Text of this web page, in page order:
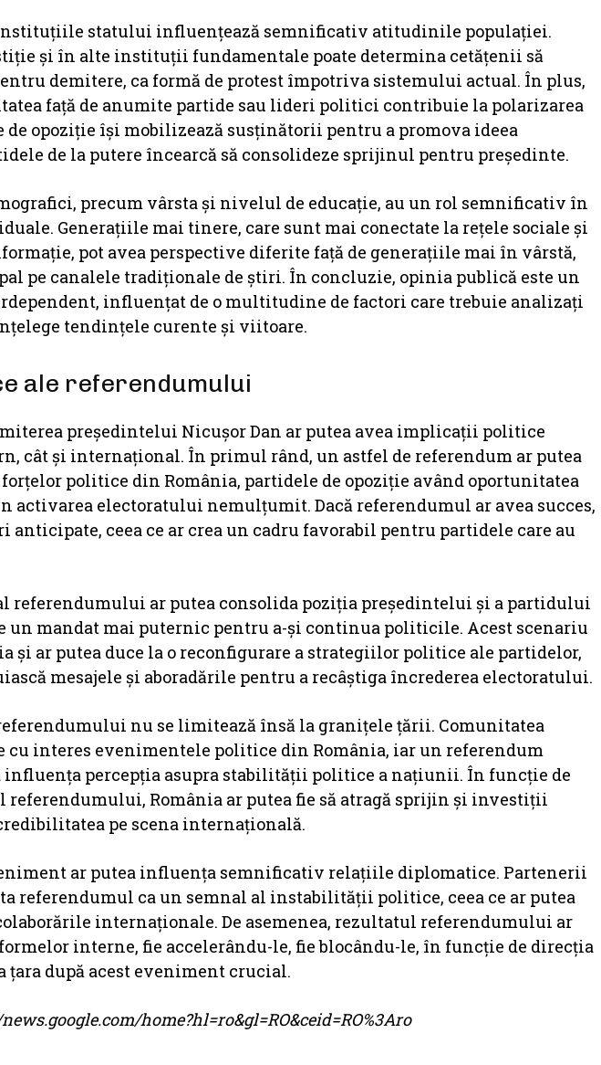
statului influențează semnificativ atitudinile populației.
și în alte instituții fundamentale poate determina cetățenii să
demitere, ca formă de protest împotriva sistemului actual. În plus,
față de anumite partide sau lideri politici contribuie la polarizarea
opoziție își mobilizează susținătorii pentru a promova ideea
de la putere încearcă să consolideze sprijinul pentru președinte.
precum vârsta și nivelul de educație, au un rol semnificativ în
Generațiile mai tinere, care sunt mai conectate la rețele sociale și
pot avea perspective diferite față de generațiile mai în vârstă,
pe canalele tradiționale de știri. În concluzie, opinia publică este un
influențat de o multitudine de factori care trebuie analizați
tendințele curente și viitoare.
ale referendumului
președintelui Nicușor Dan ar putea avea implicații politice
cât și internațional. În primul rând, un astfel de referendum ar putea
politice din România, partidele de opoziție având oportunitatea
activarea electoratului nemulțumit. Dacă referendumul ar avea succes,
anticipate, ceea ce ar crea un cadru favorabil pentru partidele care au
al referendumului ar putea consolida poziția președintelui și a partidului
un mandat mai puternic pentru a-și continua politicile. Acest scenariu
și ar putea duce la o reconfigurare a strategiilor politice ale partidelor,
mesajele și aboradările pentru a recâștiga încrederea electoratului.
nu se limitează însă la granițele țării. Comunitatea
interes evenimentele politice din România, iar un referendum
influența percepția asupra stabilității politice a națiunii. În funcție de
referendumului, România ar putea fie să atragă sprijin și investiții
pe scena internațională.
ar putea influența semnificativ relațiile diplomatice. Partenerii
referendumul ca un semnal al instabilității politice, ceea ce ar putea
internaționale. De asemenea, rezultatul referendumului ar
interne, fie accelerându-le, fie blocându-le, în funcție de direcția
țara după acest eveniment crucial.
home?hl=ro&gl=RO&ceid=RO%3Aro